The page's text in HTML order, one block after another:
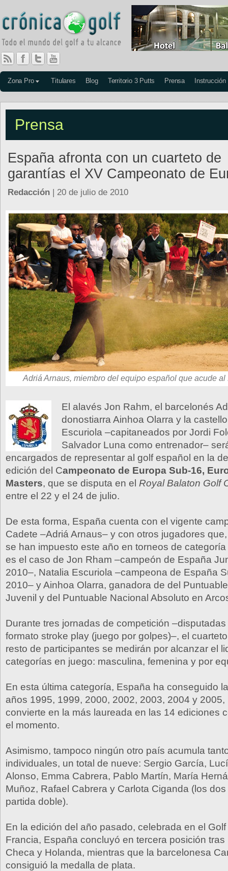
Zona Pro Titulares Blog Territorio 3 Putts Prensa Instrucción
Prensa
España afronta con un cuarteto de
garantías el XV Campeonato de
Redacción | 20 de julio de 2010
Adriá Arnaus, miembro del equipo español que acude
El alavés Jon Rahm, el barcelonés
donostiarra Ainhoa Olarra y la
Escuriola –capitaneados por Jordi
Salvador Luna como entrenador–
encargados de representar al golf español en la
edición del Campeonato de Europa Sub-16,
Masters, que se disputa en el Royal Balaton Golf
entre el 22 y el 24 de julio.
De esta forma, España cuenta con el vigente
Cadete –Adriá Arnaus– y con otros jugadores
se han impuesto este año en torneos de
es el caso de Jon Rham –campeón de España
2010–, Natalia Escuriola –campeona de España
2010– y Ainhoa Olarra, ganadora de del
Juvenil y del Puntuable Nacional Absoluto en
Durante tres jornadas de competición
formato stroke play (juego por golpes)–, el
resto de participantes se medirán por alcanzar el
categorías en juego: masculina, femenina y por
En esta última categoría, España ha conseguido
años 1995, 1999, 2000, 2002, 2003, 2004 y 2005,
convierte en la más laureada en las 14 ediciones
el momento.
Asimismo, tampoco ningún otro país acumula
individuales, un total de nueve: Sergio García,
Alonso, Emma Cabrera, Pablo Martín, María
Muñoz, Rafael Cabrera y Carlota Ciganda (los
partida doble).
En la edición del año pasado, celebrada en el
Francia, España concluyó en tercera posición tras
Checa y Holanda, mientras que la barcelonesa
consiguió la medalla de plata.